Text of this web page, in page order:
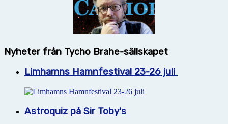
Nyheter från Tycho Brahe-sällskapet
Limhamns Hamnfestival 23-26 juli
Astroquiz på Sir Toby's